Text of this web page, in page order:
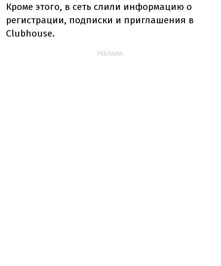
Кроме этого, в сеть слили информацию о
регистрации, подписки и приглашения в
Clubhouse.
РЕКЛАМА: